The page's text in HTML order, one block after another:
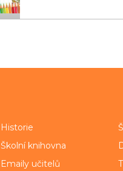
schůzka rodičů
Třídní učitelky
Historie
Školní knihovna
Emaily učitelů